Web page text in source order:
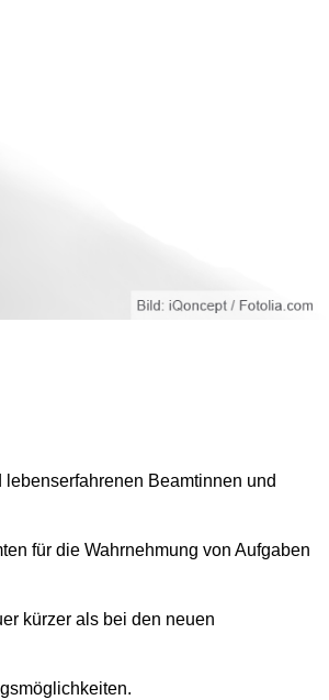
Beamtinnen und
für die Wahrnehmung von Aufgaben
kürzer als bei den neuen